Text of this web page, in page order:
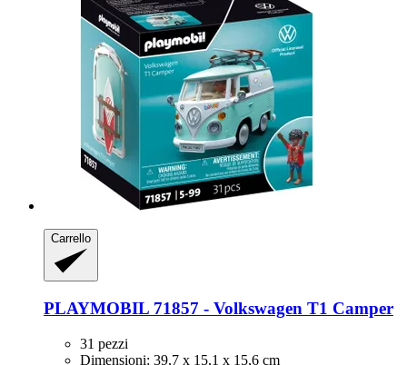
Carrello
PLAYMOBIL 71857 -​ Volkswagen T1 Camper
31 pezzi
Dimensioni: 39,7 x 15,1 x 15,6 cm